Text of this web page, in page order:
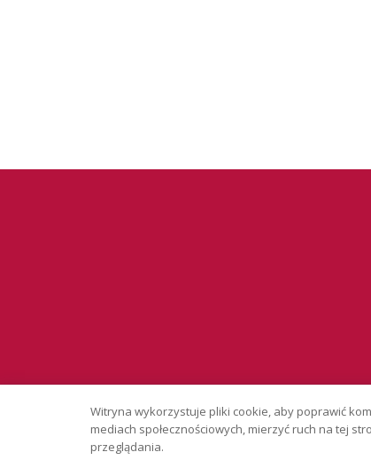
Witryna wykorzystuje pliki cookie, aby poprawić
mediach społecznościowych, mierzyć ruch na tej
przeglądania.